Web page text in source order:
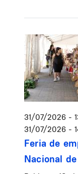
31/07/2026 -
31/07/2026 -
Feria de
Nacional